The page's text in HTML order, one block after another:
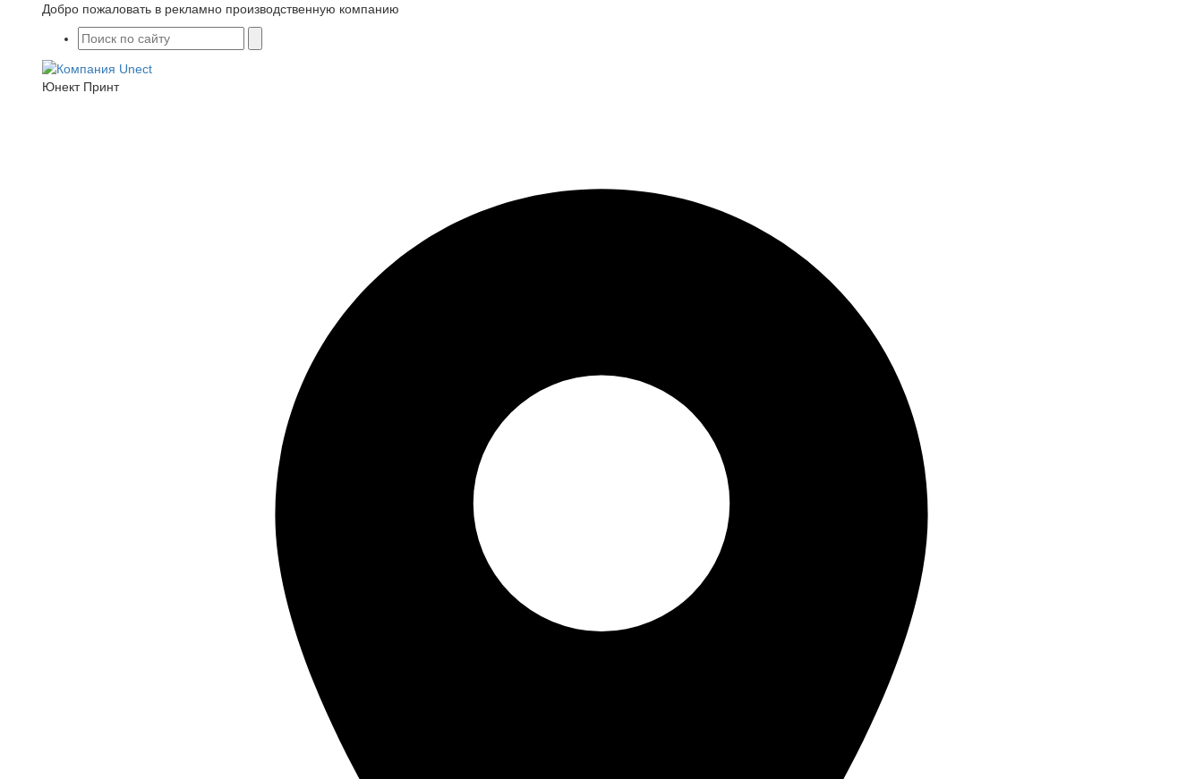
Добро пожаловать в рекламно производственную компанию
Юнект Принт